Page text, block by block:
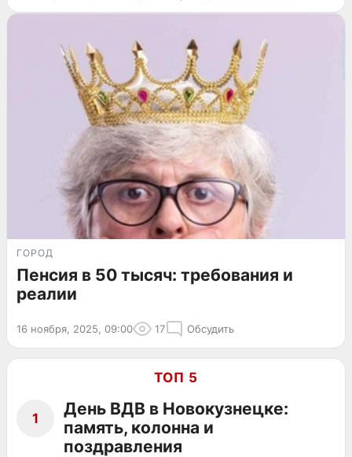
ГОРОД
Пенсия в 50 тысяч: требования и
реалии
16 ноября, 2025, 09:00 17 Обсудить
ТОП 5
1
День ВДВ в Новокузнецке:
память, колонна и
поздравления